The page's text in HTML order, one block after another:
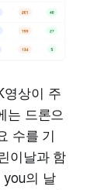
영상이 주
는 드론으
수를 기
이날과 함
의 날